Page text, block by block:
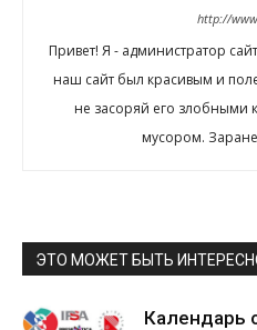
http://
Привет! Я - администратор
наш сайт был красивым и
не засоряй его злобными
мусором.
ЭТО МОЖЕТ БЫТЬ
Календарь